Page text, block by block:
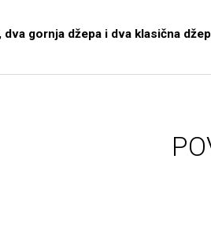
gornja džepa i dva klasična